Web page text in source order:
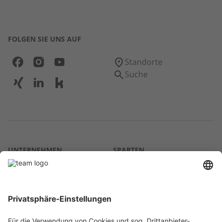
FOLGEN SIE UNS AUF
Standorte
Suche
UNTERNEHMEN
Über uns
Karriere
Kontakt
SPARTEN